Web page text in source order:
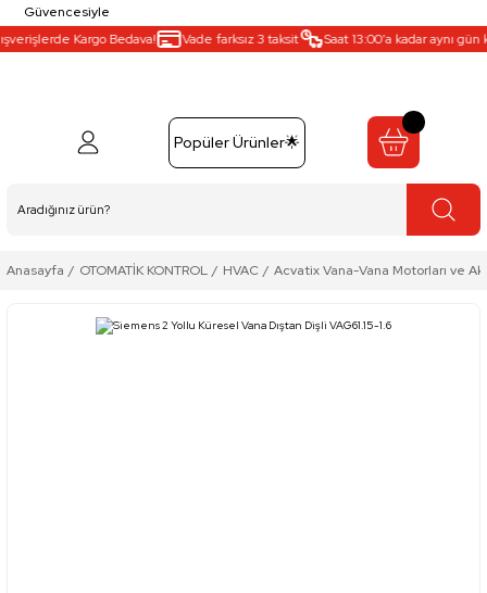
Güvencesiyle
Kargo Bedava!
Vade farksız 3 taksit Saat 13:00’a kadar aynı gün
Popüler Ürünler🌟
Anasayfa OTOMATİK KONTROL HVAC Acvatix Vana-Vana Motorları ve